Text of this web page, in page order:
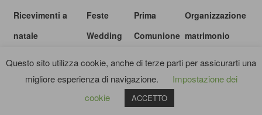
Ricevimenti a
natale
Feste
Wedding
Prima
Comunione
Organizzazione
matrimonio
© I RICEVIMENTI.IT |PRIVACY POLICY|TERMINI E CONDIZIONI
Questo sito utilizza cookie, anche di terze parti per assicurarti una
migliore esperienza di navigazione.
Impostazione dei
cookie
ACCETTO